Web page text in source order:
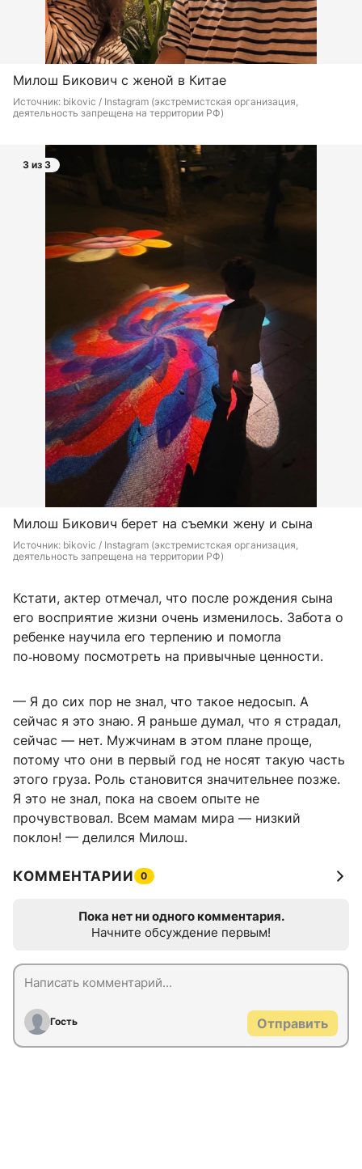
Милош Бикович с женой в Китае
Источник: bikovic / Instagram (экстремистская организация,
деятельность запрещена на территории РФ)
3 из 3
Милош Бикович берет на съемки жену и сына
Источник: bikovic / Instagram (экстремистская организация,
деятельность запрещена на территории РФ)
Кстати, актер отмечал, что после рождения сына
его восприятие жизни очень изменилось. Забота о
ребенке научила его терпению и помогла
по‑новому посмотреть на привычные ценности.
— Я до сих пор не знал, что такое недосып. А
сейчас я это знаю. Я раньше думал, что я страдал,
сейчас — нет. Мужчинам в этом плане проще,
потому что они в первый год не носят такую часть
этого груза. Роль становится значительнее позже.
Я это не знал, пока на своем опыте не
прочувствовал. Всем мамам мира — низкий
поклон! — делился Милош.
КОММЕНТАРИИ 0
Пока нет ни одного комментария.
Начните обсуждение первым!
Гость Отправить